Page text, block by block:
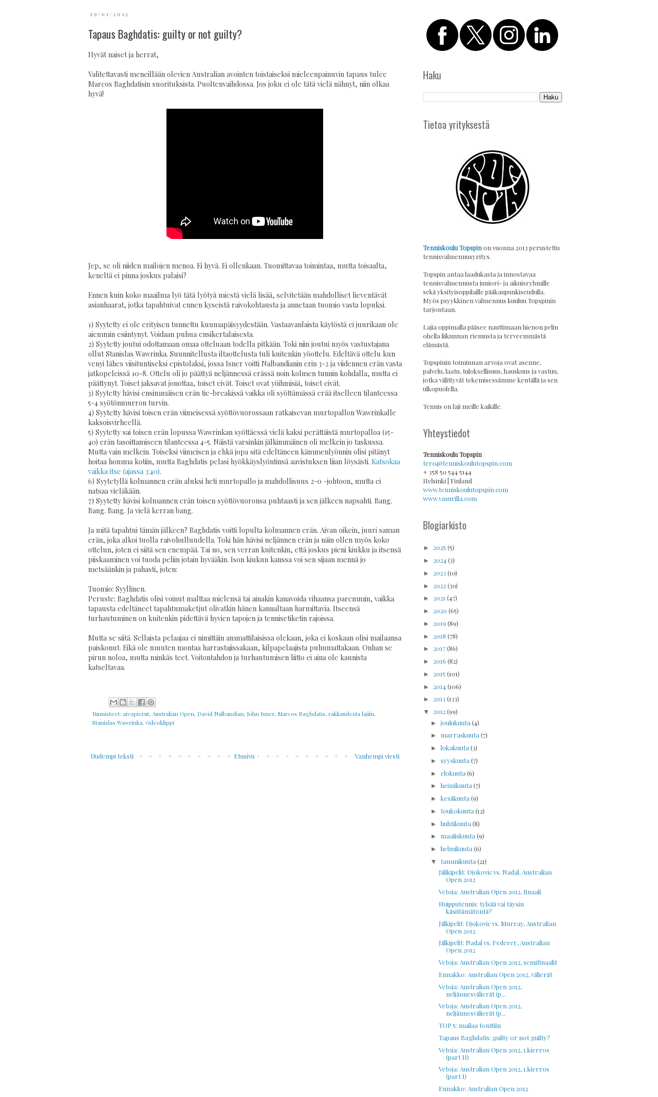
19/01/2012
Tapaus Baghdatis: guilty or not guilty?
Hyvät naiset ja herrat,
Valitettavasti meneillään olevien Australian avointen toistaiseksi mieleenpainuvin tapaus tulee
Marcos Baghdatisin suorituksista. Puoltenvaihdossa. Jos joku ei ole tätä vielä nähnyt, niin olkaa
hyvä!
Jep, se oli niiden mailojen menoa. Ei hyvä. Ei ollenkaan. Tuomittavaa toimintaa, mutta toisaalta,
keneltä ei pinna joskus palaisi?
Ennen kuin koko maailma lyö tätä lyötyä miestä vielä lisää, selvitetään mahdolliset lieventävät
asianhaarat, jotka tapahtuivat ennen kyseistä raivokohtausta ja annetaan tuomio vasta lopuksi.
1) Syytetty ei ole erityisen tunnettu kuumapäisyydestään. Vastaavanlaista käytöstä ei juurikaan ole
aiemmin esiintynyt. Voidaan puhua ensikertalaisesta.
2) Syytetty joutui odottamaan omaa otteluaan todella pitkään. Toki niin joutui myös vastustajana
ollut Stanislas Wawrinka. Suunnitellusta iltaottelusta tuli kuitenkin yöottelu. Edeltävä ottelu kun
venyi lähes viisituntiseksi epistolaksi, jossa Isner voitti Nalbandianin erin 3-2 ja viidennen erän vasta
jatkopeleissä 10-8. Ottelu oli jo päättyä neljännessä erässä noin kolmen tunnin kohdalla, mutta ei
päättynyt. Toiset jaksavat jonottaa, toiset eivät. Toiset ovat yöihmisiä, toiset eivät.
3) Syytetty hävisi ensimmäisen erän tie-breakissä vaikka oli syöttämässä erää itselleen tilanteessa
5-4 syötönmurron turvin.
4) Syytetty hävisi toisen erän viimeisessä syöttövuorossaan ratkaisevan murtopallon Wawrinkalle
kaksoisvirheellä.
5) Syytetty sai toisen erän lopussa Wawrinkan syöttäessä vielä kaksi perättäistä murtopalloa (15-
40) erän tasoittamiseen tilanteessa 4-5. Näistä varsinkin jälkimmäinen oli melkein jo taskussa.
Mutta vain melkein. Toiseksi viimeisen ja ehkä jopa sitä edeltäneen kämmenlyönnin olisi pitänyt
hoitaa homma kotiin, mutta Baghdatis pelasi hyökkäyslyöntinsä aavistuksen liian löysästi. Katsokaa
vaikka itse (ajassa 3:40).
6) Syytetyllä kolmannen erän aluksi heti murtopallo ja mahdollisuus 2-0 -johtoon, mutta ei
natsaa vieläkään.
7) Syytetty hävisi kolmannen erän toisen syöttövuoronsa puhtaasti ja sen jälkeen napsahti. Bang.
Bang. Bang. Ja vielä kerran bang.
Ja mitä tapahtui tämän jälkeen? Baghdatis voitti lopulta kolmannen erän. Aivan oikein, juuri saman
erän, joka alkoi tuolla raivohulluudella. Toki hän hävisi neljännen erän ja näin ollen myös koko
ottelun, joten ei siitä sen enempää. Tai no, sen verran kuitenkin, että joskus pieni kiukku ja itsensä
piiskaaminen voi tuoda peliin jotain hyvääkin. Ison kiukun kanssa voi sen sijaan mennä jo
metsäänkin ja pahasti, joten:
Tuomio: Syyllinen.
Peruste: Baghdatis olisi voinut malttaa mielensä tai ainakin kanavoida vihaansa paremmin, vaikka
tapausta edeltäneet tapahtumaketjut olivatkin hänen kannaltaan harmittavia. Itseensä
turhautuminen on kuitenkin pidettävä hyvien tapojen ja tennisetiketin rajoissa.
Mutta se siitä. Sellaista pelaajaa ei nimittäin ammattilaisissa olekaan, joka ei koskaan olisi mailaansa
paiskonut. Eikä ole muuten montaa harrastajissakaan, kilpapelaajista puhumattakaan. Onhan se
pirun noloa, mutta minkäs teet. Voitontahdon ja turhautumisen liitto ei aina ole kaunista
katseltavaa.
Tunnisteet: aivopierut, Australian Open, David Nalbandian, John Isner, Marcos Baghdatis, rakkaudesta lajiin,
Stanislas Wawrinka, videoklippi
Uudempi teksti Vanhempi viesti
Etusivu
Haku
Tietoa yrityksestä
Tenniskoulu Topspinon vuonna 2013 perustettu
tennisvalmennusyritys.
Topspin antaa laadukasta ja innostavaa
tennisvalmennusta juniori- ja aikuisryhmille
sekä yksityisoppilaille pääkaupunkiseudulla.
Myös psyykkinen valmennus kuuluu Topspinin
tarjontaan.
Lajia oppimalla pääsee nauttimaan hienon pelin
ohella liikunnan riemusta ja terveemmästä
elämästä.
Topspinin toiminnan arvoja ovat asenne,
palvelu, laatu, tuloksellisuus, hauskuus ja vastuu,
jotka välittyvät tekemisessämme kentällä ja sen
ulkopuolella.
Tennis on laji meille kaikille.
Yhteystiedot
Tenniskoulu Topspin
tero@tenniskoulutopspin.com
+ 358 50 544 5144
Helsinki | Finland
www.tenniskoulutopspin.com
www.vasurilla.com
Blogiarkisto
► 2025 (5)
► 2024(3)
► 2023 (10)
► 2022(30)
► 2021 (47)
► 2020 (65)
► 2019 (89)
► 2018 (78)
► 2017(86)
► 2016 (82)
► 2015 (101)
► 2014(106)
► 2013 (133)
▼ 2012(99)
►joulukuuta(4)
► marraskuuta(7)
►lokakuuta(3)
►syyskuuta(7)
►elokuuta(6)
►heinäkuuta(7)
►kesäkuuta(9)
►toukokuuta(12)
►huhtikuuta(8)
► maaliskuuta(9)
►helmikuuta(6)
▼tammikuuta(21)
Jälikipelit: Djokovic vs. Nadal, Australian
Open 2012
Vetoja: Australian Open 2012, finaali
Huipputennis: tylsää vai täysin
käsittämätöntä?
Jälkipelit: Djokovic vs. Murray, Australian
Open 2012
Jälkipelit: Nadal vs. Federer, Australian
Open 2012
Vetoja: Australian Open 2012, semifinaalit
Ennakko: Australian Open 2012, välierät
Vetoja: Australian Open 2012,
neljännesvälierät (p...
Vetoja: Australian Open 2012,
neljännesvälierät (p...
TOP 5: mailaa tonttiin
Tapaus Baghdatis: guilty or not guilty?
Vetoja: Australian Open 2012, 1.kierros
(part II)
Vetoja: Australian Open 2012, 1.kierros
(part I)
Ennakko: Australian Open 2012